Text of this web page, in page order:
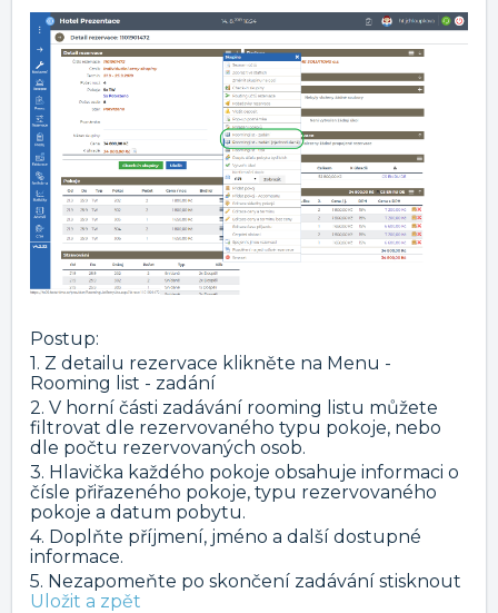
Postup:
1. Z detailu rezervace klikněte na Menu -
Rooming list - zadání
2. V horní části zadávání rooming listu můžete
filtrovat dle rezervovaného typu pokoje, nebo
dle počtu rezervovaných osob.
3. Hlavička každého pokoje obsahuje informaci o
čísle přiřazeného pokoje, typu rezervovaného
pokoje a datum pobytu.
4. Doplňte příjmení, jméno a další dostupné
informace.
5. Nezapomeňte po skončení zadávání stisknout
Uložit a zpět